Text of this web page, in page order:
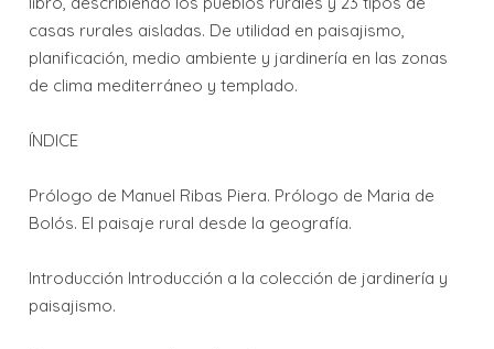
casas rurales aisladas. De utilidad en paisajismo,
planificación, medio ambiente y jardinería en las zonas
de clima mediterráneo y templado.
ÍNDICE
Prólogo de Manuel Ribas Piera. Prólogo de Maria de
Bolós. El paisaje rural desde la geografía.
Introducción Introducción a la colección de jardinería y
paisajismo.